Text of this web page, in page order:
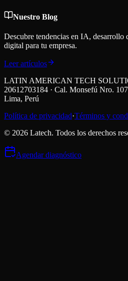
Nuestro Blog
Descubre tendencias en IA, desarrollo
digital para tu empresa.
Leer artículos
LATIN AMERICAN TECH
20612703184 · Cal. Monsefú Nro.
Lima, Perú
Política de privacidad·Términos y
© 2026 Latech. Todos los derechos
Agendar diagnóstico